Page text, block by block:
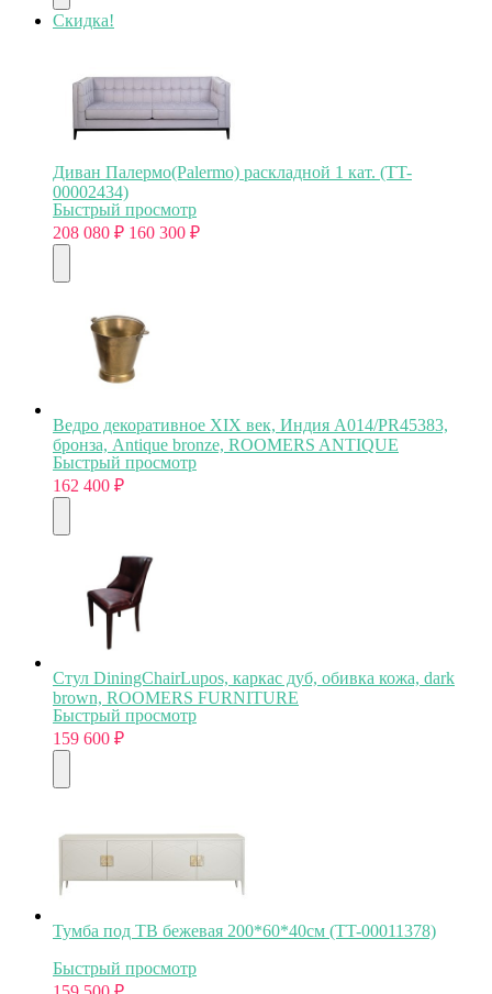
Скидка!
Диван Палермо(Palermo) раскладной 1 кат. (TT-
00002434)
Быстрый просмотр
208 080 ₽ 160 300 ₽
Ведро декоративное XIX век, Индия A014/PR45383,
бронза, Antique bronze, ROOMERS ANTIQUE
Быстрый просмотр
162 400 ₽
Стул DiningChairLupos, каркас дуб, обивка кожа, dark
brown, ROOMERS FURNITURE
Быстрый просмотр
159 600 ₽
Тумба под ТВ бежевая 200*60*40см (TT-00011378)
Быстрый просмотр